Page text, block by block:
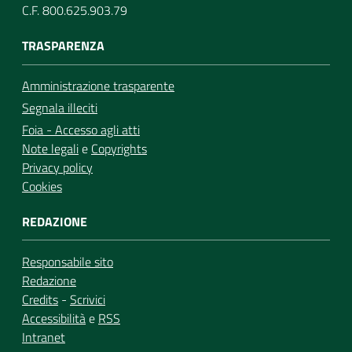
C.F. 800.625.903.79
TRASPARENZA
Amministrazione trasparente
Segnala illeciti
Foia - Accesso agli atti
Note legalie Copyrights
Privacy policy
Cookies
REDAZIONE
Responsabile sito
Redazione
Credits - Scrivici
Accessibilitàe RSS
Intranet